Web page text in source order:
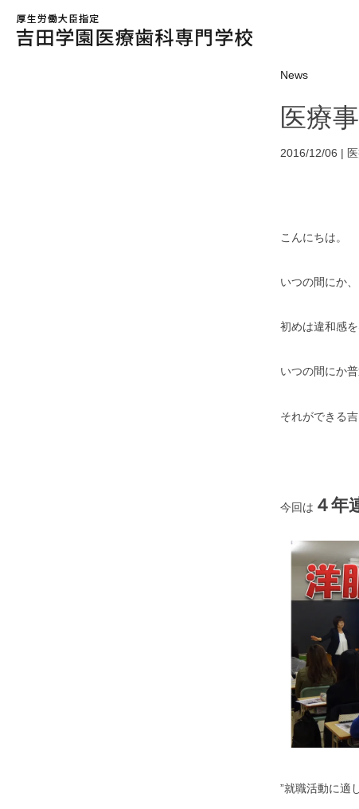
News
医療
2016/12/06 |
こんにちは。
いつの間にか
初めは違和感
いつの間にか
それができる
今回は ４年
”就職活動に適